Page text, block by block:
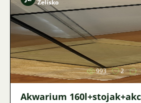
Zdjęcie
Želísko
993 2
Akwarium